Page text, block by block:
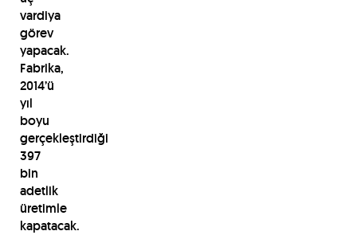
vardiya
görev
yapacak.
Fabrika,
2014’ü
yıl
boyu
gerçekleştirdiği
397
bin
adetlik
üretimle
kapatacak.